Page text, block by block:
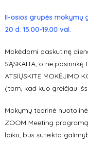
II-osios grupės mokymų
20 d. 15.00-19.00 val.
Mokėdami paskutinę
SĄSKAITA, o ne
ATSIŲSKITE MOKĖJIMO
(tam, kad kuo greičiau
Mokymų teorinė
ZOOM Meeting
laiku, bus suteikta